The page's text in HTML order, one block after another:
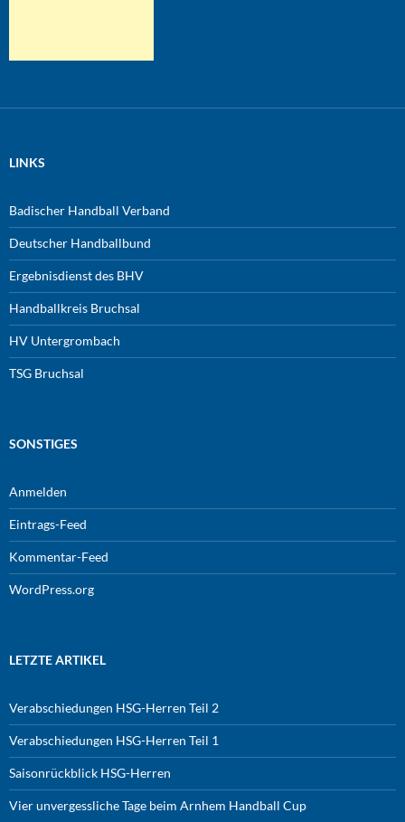
LINKS
Badischer Handball Verband
Deutscher Handballbund
Ergebnisdienst des BHV
Handballkreis Bruchsal
HV Untergrombach
TSG Bruchsal
SONSTIGES
Anmelden
Eintrags-Feed
Kommentar-Feed
WordPress.org
LETZTE ARTIKEL
Verabschiedungen HSG-Herren Teil 2
Verabschiedungen HSG-Herren Teil 1
Saisonrückblick HSG-Herren
Vier unvergessliche Tage beim Arnhem Handball Cup